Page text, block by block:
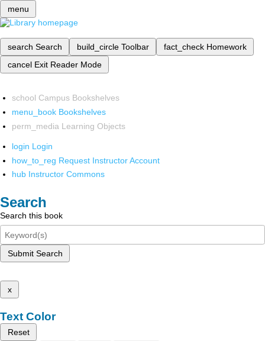
menu
search Search build_circle Toolbar fact_check Homework
cancel Exit Reader Mode
school Campus Bookshelves
menu_book Bookshelves
perm_media Learning Objects
login Login
how_to_reg Request Instructor Account
hub Instructor Commons
Search
Search this book
Submit Search
x
Text Color
Reset